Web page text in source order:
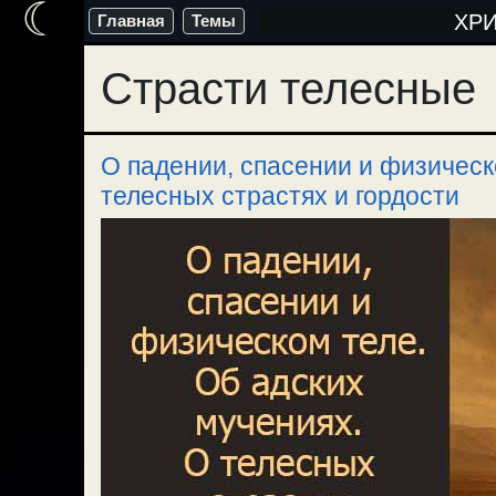
Перейти
содержимому
Главная Темы
Страсти телесные
О падении, спасении и
телесных страстях и гордости
☾